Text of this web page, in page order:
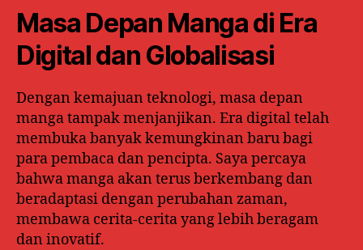
Masa Depan Manga di Era
Digital dan Globalisasi
Dengan kemajuan teknologi, masa depan
manga tampak menjanjikan. Era digital telah
membuka banyak kemungkinan baru bagi
para pembaca dan pencipta. Saya percaya
bahwa manga akan terus berkembang dan
beradaptasi dengan perubahan zaman,
membawa cerita-cerita yang lebih beragam
dan inovatif.